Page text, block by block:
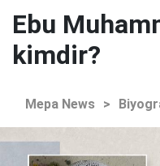
Ebu
kimdir?
Mepa News >